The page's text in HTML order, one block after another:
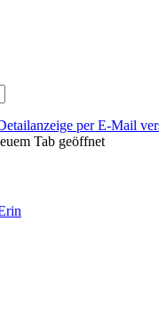
per E-Mail
Tab geöffnet